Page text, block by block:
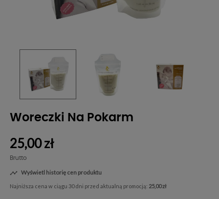
Woreczki Na Pokarm
25,00 zł
Brutto
 Wyświetl historię cen produktu
Najniższa cena w ciągu 30 dni przed aktualną promocją: 25,00 zł